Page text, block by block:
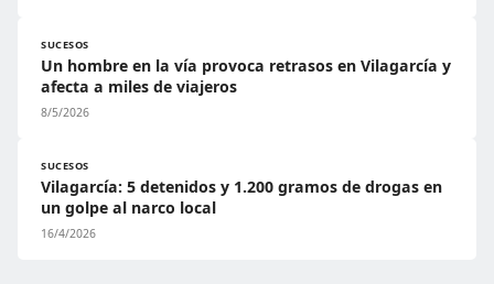
SUCESOS
Un hombre en la vía provoca retrasos en Vilagarcía y
afecta a miles de viajeros
8/5/2026
SUCESOS
Vilagarcía: 5 detenidos y 1.200 gramos de drogas en
un golpe al narco local
16/4/2026